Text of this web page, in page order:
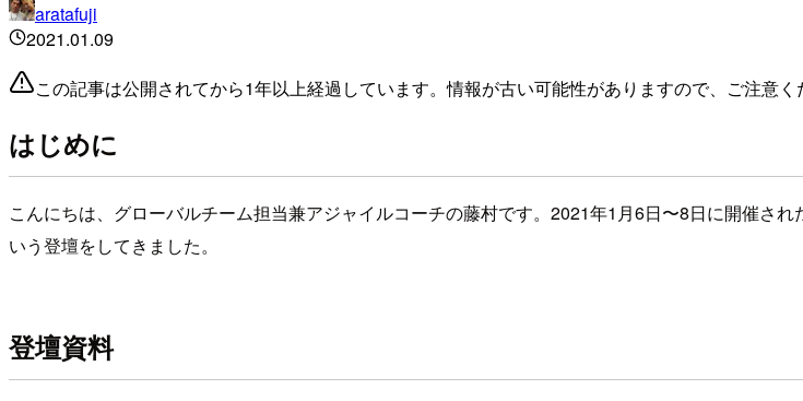
aratafuji
2021.01.09
この記事は公開されてから1年以上経過しています。情報が古い可能性がありますので、ご注意く
はじめに
こんにちは、グローバルチーム担当兼アジャイルコーチの藤村です。2021年1月6日〜8日に開催され
いう登壇をしてきました。
登壇資料